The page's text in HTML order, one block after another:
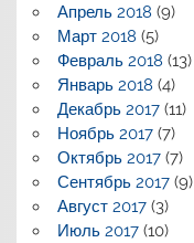
Апрель 2018 (9)
Март 2018 (5)
Февраль 2018 (13)
Январь 2018 (4)
Декабрь 2017(11)
Ноябрь 2017(7)
Октябрь 2017(7)
Сентябрь 2017(9)
Август 2017(3)
Июль 2017(10)